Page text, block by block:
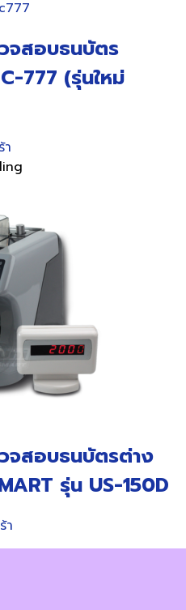
จสอบธนบัตร
777 (รุ่นใหม่
า
จสอบธนบัตรต่าง
รุ่น US-150D
า